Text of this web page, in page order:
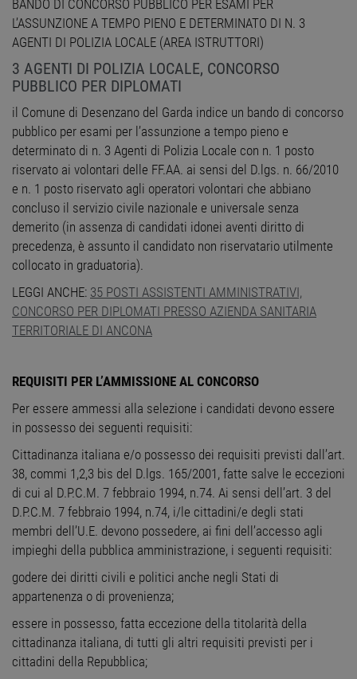
BANDO DI CONCORSO PUBBLICO PER ESAMI PER
L’ASSUNZIONE A TEMPO PIENO E DETERMINATO DI N. 3
AGENTI DI POLIZIA LOCALE (AREA ISTRUTTORI)
3 AGENTI DI POLIZIA LOCALE, CONCORSO
PUBBLICO PER DIPLOMATI
il Comune di Desenzano del Garda indice un bando di concorso
pubblico per esami per l’assunzione a tempo pieno e
determinato di n. 3 Agenti di Polizia Locale con n. 1 posto
riservato ai volontari delle FF.AA. ai sensi del D.lgs. n. 66/2010
e n. 1 posto riservato agli operatori volontari che abbiano
concluso il servizio civile nazionale e universale senza
demerito (in assenza di candidati idonei aventi diritto di
precedenza, è assunto il candidato non riservatario utilmente
collocato in graduatoria).
LEGGI ANCHE: 35 POSTI ASSISTENTI AMMINISTRATIVI,
CONCORSO PER DIPLOMATI PRESSO AZIENDA SANITARIA
TERRITORIALE DI ANCONA
REQUISITI PER L’AMMISSIONE AL CONCORSO
Per essere ammessi alla selezione i candidati devono essere
in possesso dei seguenti requisiti:
Cittadinanza italiana e/o possesso dei requisiti previsti dall’art.
38, commi 1,2,3 bis del D.lgs. 165/2001, fatte salve le eccezioni
di cui al D.P.C.M. 7 febbraio 1994, n.74. Ai sensi dell’art. 3 del
D.P.C.M. 7 febbraio 1994, n.74, i/le cittadini/e degli stati
membri dell’U.E. devono possedere, ai fini dell’accesso agli
impieghi della pubblica amministrazione, i seguenti requisiti:
godere dei diritti civili e politici anche negli Stati di
appartenenza o di provenienza;
essere in possesso, fatta eccezione della titolarità della
cittadinanza italiana, di tutti gli altri requisiti previsti per i
cittadini della Repubblica;